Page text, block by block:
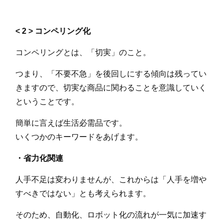
< 2 > コンペリング化
コンペリングとは、「切実」のこと。
つまり、「不要不急」を後回しにする傾向は残ってい
きますので、切実な商品に関わることを意識していく
ということです。
簡単に言えば生活必需品です。
いくつかのキーワードをあげます。
・省力化関連
人手不足は変わりませんが、これからは「人手を増や
すべきではない」とも考えられます。
そのため、自動化、ロボット化の流れが一気に加速す